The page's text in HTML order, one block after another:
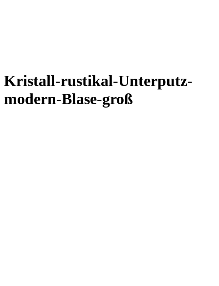
Kristall-rustikal-Unterputz-
modern-Blase-groß